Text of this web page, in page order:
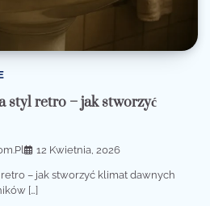
styl retro – jak stworzyć
12 Kwietnia, 2026
– jak stworzyć klimat dawnych
[…]